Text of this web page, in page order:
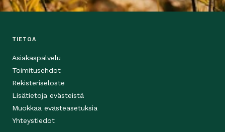
TIETOA
Asiakaspalvelu
Toimitusehdot
Rekisteriseloste
Lisätietoja evästeistä
Muokkaa evästeasetuksia
Yhteystiedot